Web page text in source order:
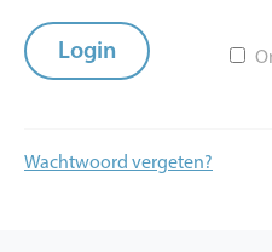
Wachtwoord vergeten?